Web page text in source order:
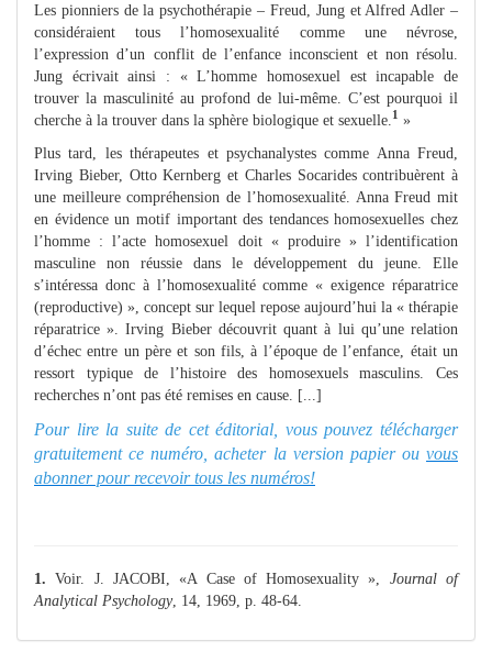
Les pionniers de la psychothérapie – Freud, Jung et Alfred Adler –
considéraient tous l’homosexualité comme une névrose,
l’expression d’un conflit de l’enfance inconscient et non résolu.
Jung écrivait ainsi : « L’homme homosexuel est incapable de
trouver la masculinité au profond de lui-même. C’est pourquoi il
cherche à la trouver dans la sphère biologique et sexuelle. 1 »
Plus tard, les thérapeutes et psychanalystes comme Anna Freud,
Irving Bieber, Otto Kernberg et Charles Socarides contribuèrent à
une meilleure compréhension de l’homosexualité. Anna Freud mit
en évidence un motif important des tendances homosexuelles chez
l’homme : l’acte homosexuel doit « produire » l’identification
masculine non réussie dans le développement du jeune. Elle
s’intéressa donc à l’homosexualité comme « exigence réparatrice
(reproductive) », concept sur lequel repose aujourd’hui la « thérapie
réparatrice ». Irving Bieber découvrit quant à lui qu’une relation
d’échec entre un père et son fils, à l’époque de l’enfance, était un
ressort typique de l’histoire des homosexuels masculins. Ces
recherches n’ont pas été remises en cause. [...]
Pour lire la suite de cet éditorial, vous pouvez télécharger
gratuitement ce numéro, acheter la version papier ou vous
abonner pour recevoir tous les numéros!
1.Voir. J. JACOBI, «A Case of Homosexuality », Journal of
Analytical Psychology, 14, 1969, p. 48-64.